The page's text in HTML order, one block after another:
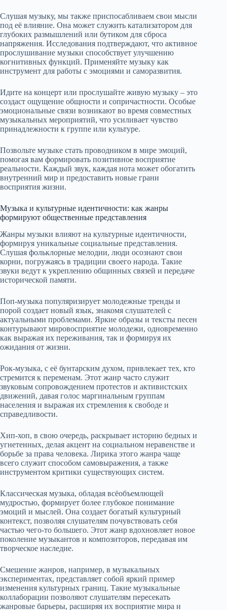
Слушая музыку, мы также приспосабливаем свои мысли
под её влияние. Она может служить катализатором для
глубоких размышлений или бутиком для сброса
напряжения. Исследования подтверждают, что активное
прослушивание музыки способствует улучшению
когнитивных функций. Применяйте музыку как
инструмент для работы с эмоциями и саморазвития.
Идите на концерт или прослушайте живую музыку – это
создаст ощущение общности и сопричастности. Особые
эмоциональные связи возникают во время совместных
музыкальных мероприятий, что усиливает чувство
принадлежности к группе или культуре.
Позвольте музыке стать проводником в мире эмоций,
помогая вам формировать позитивное восприятие
реальности. Каждый звук, каждая нота может обогатить
внутренний мир и предоставить новые грани
восприятия жизни.
Музыка и культурные идентичности: как жанры
формируют общественные представления
Жанры музыки влияют на культурные идентичности,
формируя уникальные социальные представления.
Слушая фольклорные мелодии, люди осознают свои
корни, погружаясь в традиции своего народа. Такие
звуки ведут к укреплению общинных связей и передаче
исторической памяти.
Поп-музыка популяризирует молодежные тренды и
порой создает новый язык, знакомя слушателей с
актуальными проблемами. Яркие образы и тексты песен
контурывают мировосприятие молодежи, одновременно
как выражая их переживания, так и формируя их
ожидания от жизни.
Рок-музыка, с её бунтарским духом, привлекает тех, кто
стремится к переменам. Этот жанр часто служит
звуковым сопровождением протестов и активистских
движений, давая голос маргинальным группам
населения и выражая их стремления к свободе и
справедливости.
Хип-хоп, в свою очередь, раскрывает историю бедных и
угнетенных, делая акцент на социальном неравенстве и
борьбе за права человека. Лирика этого жанра чаще
всего служит способом самовыражения, а также
инструментом критики существующих систем.
Классическая музыка, обладая всёобъемлющей
мудростью, формирует более глубокое понимание
эмоций и мыслей. Она создает богатый культурный
контекст, позволяя слушателям почувствовать себя
частью чего-то большего. Этот жанр вдохновляет новое
поколение музыкантов и композиторов, передавая им
творческое наследие.
Смешение жанров, например, в музыкальных
экспериментах, представляет собой яркий пример
изменения культурных границ. Такие музыкальные
коллаборации позволяют слушателям пересекать
жанровые барьеры, расширяя их восприятие мира и